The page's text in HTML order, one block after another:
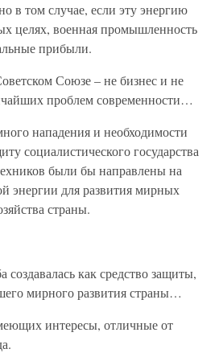
в том случае, если эту энергию
целях, военная промышленность
прибыли.
Союзе – не бизнес и не
проблем современности…
нападения и необходимости
социалистического государства
были бы направлены на
энергии для развития мирных
страны.
как средство защиты,
мирного развития страны…
интересы, отличные от